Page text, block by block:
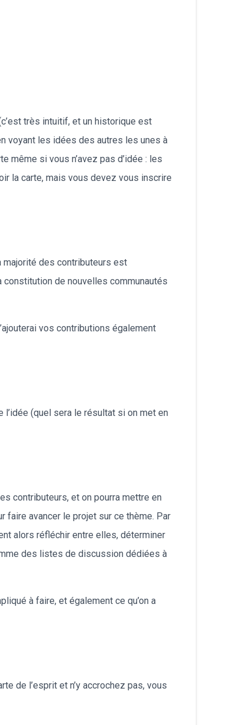
très intuitif, et un historique est
voyant les idées des autres les unes à
même si vous n’avez pas d’idée : les
la carte, mais vous devez vous inscrire
majorité des contributeurs est
constitution de nouvelles communautés
vos contributions également
(quel sera le résultat si on met en
contributeurs, et on pourra mettre en
faire avancer le projet sur ce thème. Par
alors réfléchir entre elles, déterminer
des listes de discussion dédiées à
à faire, et également ce qu’on a
de l’esprit et n’y accrochez pas, vous